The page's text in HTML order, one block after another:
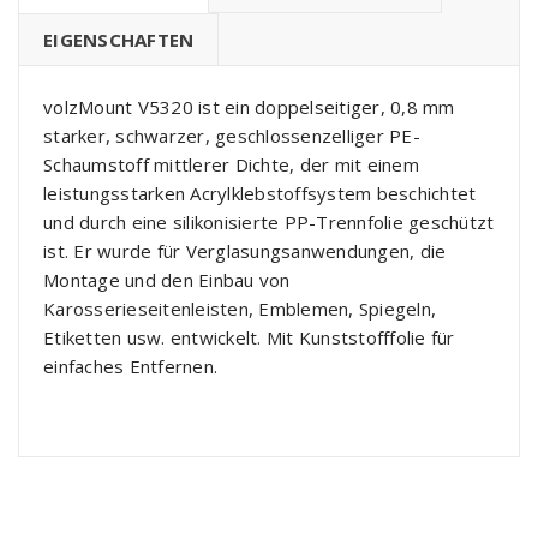
EIGENSCHAFTEN
volzMount V5320 ist ein doppelseitiger, 0,8 mm
starker, schwarzer, geschlossenzelliger PE-
Schaumstoff mittlerer Dichte, der mit einem
leistungsstarken Acrylklebstoffsystem beschichtet
und durch eine silikonisierte PP-Trennfolie geschützt
ist. Er wurde für Verglasungsanwendungen, die
Montage und den Einbau von
Karosserieseitenleisten, Emblemen, Spiegeln,
Etiketten usw. entwickelt. Mit Kunststofffolie für
einfaches Entfernen.